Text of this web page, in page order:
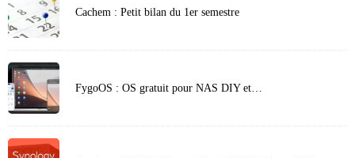
Cachem : Petit bilan du 1er semestre
FygoOS : OS gratuit pour NAS DIY et…